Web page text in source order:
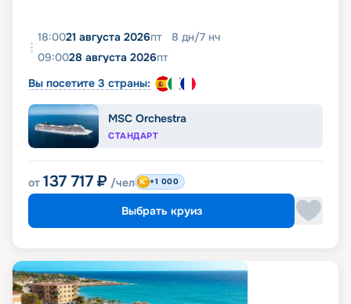
18:0021 августа 2026пт 8 дн/7 нч
09:0028 августа 2026пт
Вы посетите 3 страны:
MSC Orchestra
СТАНДАРТ
от 137 717 ₽ /чел +1 000
Выбрать круиз